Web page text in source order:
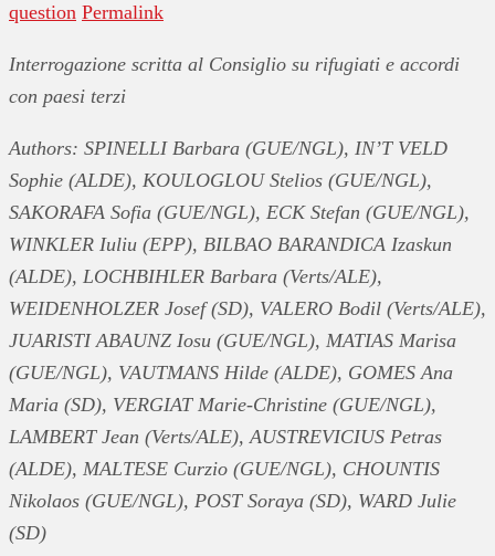
question Permalink
Interrogazione scritta al Consiglio su rifugiati e accordi
con paesi terzi
Authors: SPINELLI Barbara (GUE/NGL), IN’T VELD
Sophie (ALDE), KOULOGLOU Stelios (GUE/NGL),
SAKORAFA Sofia (GUE/NGL), ECK Stefan (GUE/NGL),
WINKLER Iuliu (EPP), BILBAO BARANDICA Izaskun
(ALDE), LOCHBIHLER Barbara (Verts/ALE),
WEIDENHOLZER Josef (SD), VALERO Bodil (Verts/ALE),
JUARISTI ABAUNZ Iosu (GUE/NGL), MATIAS Marisa
(GUE/NGL), VAUTMANS Hilde (ALDE), GOMES Ana
Maria (SD), VERGIAT Marie-Christine (GUE/NGL),
LAMBERT Jean (Verts/ALE), AUSTREVICIUS Petras
(ALDE), MALTESE Curzio (GUE/NGL), CHOUNTIS
Nikolaos (GUE/NGL), POST Soraya (SD), WARD Julie
(SD)